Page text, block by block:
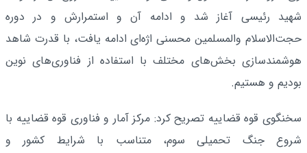
شهید رئیسی آغاز شد و ادامه آن و استمرارش و در دوره
حجت‌الاسلام والمسلمین محسنی اژه‌ای ادامه یافت، با قدرت شاهد
هوشمندسازی بخش‌های مختلف با استفاده از فناوری‌های نوین
بودیم و هستیم.
سخنگوی قوه قضاییه تصریح کرد: مرکز آمار و فناوری قوه قضاییه با
شروع جنگ تحمیلی سوم، متناسب با شرایط کشور و